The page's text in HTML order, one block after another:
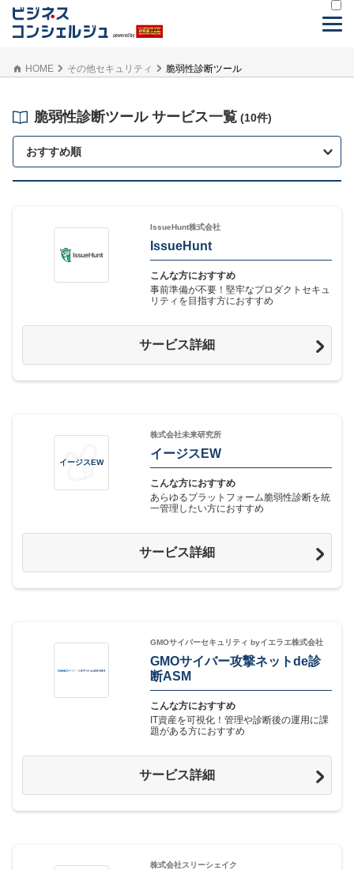
HOME その他セキュリティ 脆弱性診断ツール
脆弱性診断ツール サービス一覧 (10件)
おすすめ順
IssueHunt株式会社
IssueHunt
こんな方におすすめ
事前準備が不要！堅牢なプロダクトセキュ
リティを目指す方におすすめ
サービス詳細
イージスEW
株式会社未来研究所
イージスEW
こんな方におすすめ
あらゆるプラットフォーム脆弱性診断を統
一管理したい方におすすめ
サービス詳細
GMOサイバーセキュリティ byイエラエ株式会社
GMOサイバー攻撃ネットde診
断ASM
こんな方におすすめ
IT資産を可視化！管理や診断後の運用に課
題がある方におすすめ
サービス詳細
株式会社スリーシェイク